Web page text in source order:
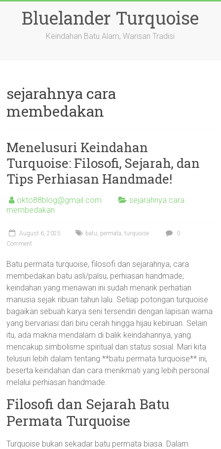
contentBluelander Turquoise
Keindahan Batu Alam, Warisan Tradisi
sejarahnya cara
membedakan
Menelusuri Keindahan
Turquoise: Filosofi, Sejarah, dan
Tips Perhiasan Handmade!
okto88blog@gmail.com
sejarahnya cara
membedakan
August 6, 2025 batu, permata,turquoise
0
Comment
Batu permata turquoise, filosofi dan sejarahnya, cara
membedakan batu asli/palsu, perhiasan handmade;
keindahan yang menawan ini sudah menarik perhatian
manusia sejak ribuan tahun lalu. Setiap potongan turquoise
bagaikan sebuah karya seni tersendiri dengan lapisan warna
yang bervariasi dari biru cerah hingga hijau kebiruan. Selain
itu, ada makna mendalam di balik keindahannya, yang
mencakup simbolisme spiritual dan status sosial. Mari kita
telusuri lebih dalam tentang **batu permata turquoise** ini,
beserta keindahan dan cara menikmati yang lebih personal
melalui perhiasan handmade.
Filosofi dan Sejarah Batu
Permata Turquoise
Turquoise bukan sekadar batu permata biasa. Dalam